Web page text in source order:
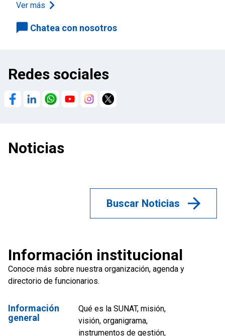
Ver más
Chatea con nosotros
Redes sociales
Noticias
Buscar Noticias
Información institucional
Conoce más sobre nuestra organización, agenda y
directorio de funcionarios.
Información
general
Qué es la SUNAT, misión,
visión, organigrama,
instrumentos de gestión,